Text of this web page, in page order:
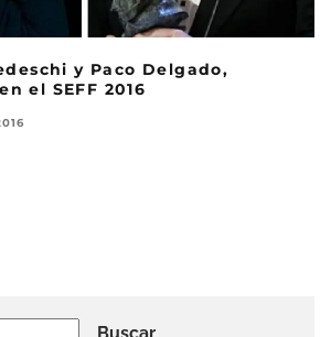
y Paco Delgado,
el SEFF 2016